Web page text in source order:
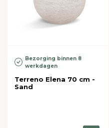
Bezorging binnen 8
werkdagen
Terreno Elena 70 cm -
Sand